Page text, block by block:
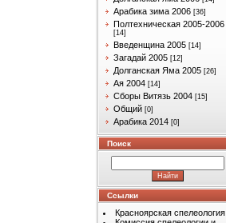
Арабика зима 2006 [36]
Полтехническая 2005-2006
[14]
Введенщина 2005 [14]
Загадай 2005 [12]
Долганская Яма 2005 [26]
Ая 2004 [14]
Сборы Витязь 2004 [15]
Общий [0]
Арабика 2014 [0]
Поиск
Ссылки
Красноярская спелеология